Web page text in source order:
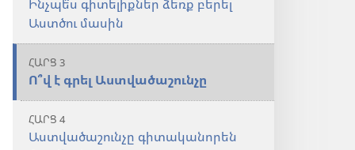
Ինչպե՞ս գիտելիքներ ձեռք բերել
Աստծու մասին
ՀԱՐՑ 3
Ո՞վ է գրել Աստվածաշունչը
ՀԱՐՑ 4
Աստվածաշունչը գիտականորեն